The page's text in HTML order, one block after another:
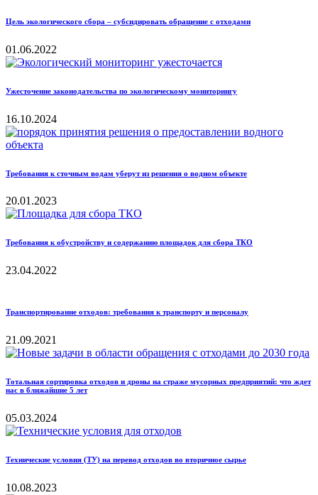
Цель экологического сбора – субсидировать обращение с отходами
01.06.2022
Ужесточение законодательства по экологическому мониторингу
16.10.2024
Требования к сточным водам уберут из решения о водном объекте
20.01.2023
Требования к обустройству и содержанию площадок для сбора ТКО
23.04.2022
Транспортирование отходов: требования к транспорту и персоналу
21.09.2021
Тотальная сортировка отходов и дроны на страже мусорных предприятий: что ждет
нас в ближайшие 5 лет
05.03.2024
Технические условия (ТУ) на перевод отходов во вторичное сырье
10.08.2023